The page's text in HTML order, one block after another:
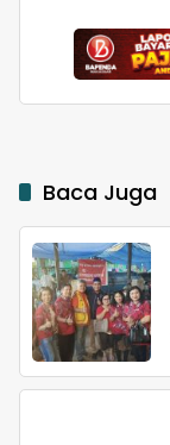
Baca Juga